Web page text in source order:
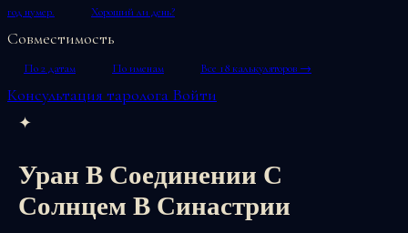
год нумер.
Хороший ли день?
Совместимость
По 2 датам По именам Все 18 калькуляторов →
Консультация таролога Войти
✦
Уран В Соединении С
Солнцем В Синастрии